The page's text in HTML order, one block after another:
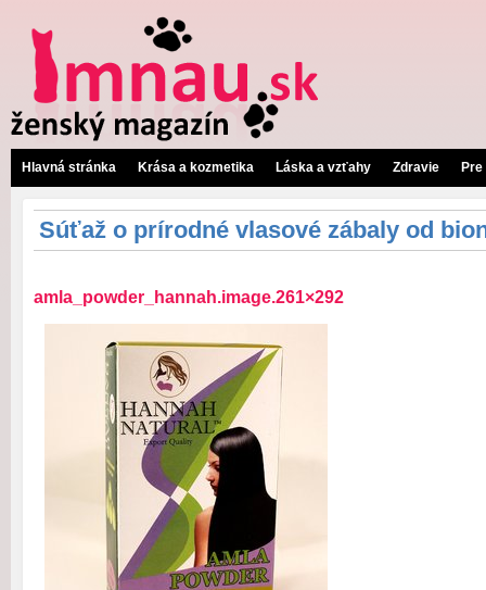
Hlavná stránka Krása a kozmetika Láska a vzťahy Zdravie
Súťaž o prírodné vlasové zábaly od
amla_powder_hannah.image.261×292